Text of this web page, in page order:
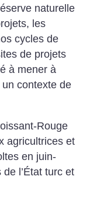
naturelle
les
cycles de
de projets
à mener à
contexte de
Rouge
agricultrices et
en juin-
l’État turc et